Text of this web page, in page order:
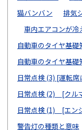
猫バンバン
排気
車内エアコンが冷
自動車のタイヤ基礎
自動車のタイヤ基礎
日常点検 (3) [運転
日常点検 (2) [クル
日常点検 (1) [エン
警告灯の種類と意味